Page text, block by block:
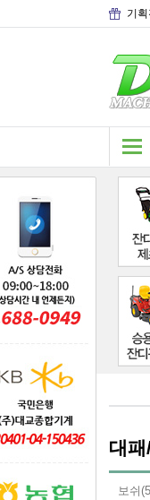
기획
대
보쉬